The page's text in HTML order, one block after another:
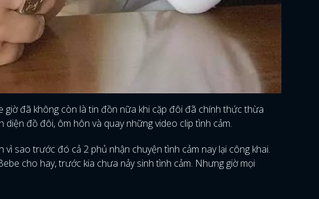
giờ đã không còn là tin đồn nữa khi cặp đôi đã chính thức thừa
đồ đôi, ôm hôn và quay những video clip tình cảm.
sao trước đó cả 2 phủ nhận chuyện tình cảm nay lại công khai.
cho hay, trước kia chưa nảy sinh tình cảm. Nhưng giờ mọi